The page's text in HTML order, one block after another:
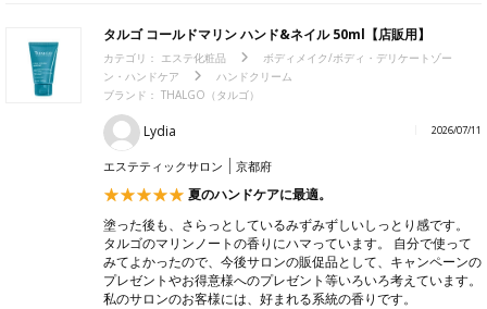
タルゴ コールドマリン ハンド&ネイル 50ml【店販用】
カテゴリ： エステ化粧品
ボディメイク/ボディ・デリケートゾー
ン・ハンドケア
ハンドクリーム
ブランド： THALGO（タルゴ）
Lydia 2026/07/11
エステティックサロン 京都府
夏のハンドケアに最適。
塗った後も、さらっとしているみずみずしいしっとり感です。
タルゴのマリンノートの香りにハマっています。 自分で使って
みてよかったので、今後サロンの販促品として、キャンペーンの
プレゼントやお得意様へのプレゼント等いろいろ考えています。
私のサロンのお客様には、好まれる系統の香りです。